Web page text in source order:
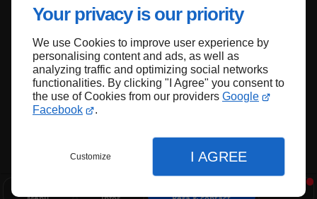
Your privacy is our priority
We use Cookies to improve user experience by
personalising content and ads, as well as
analyzing traffic and optimizing social networks
functionalities. By clicking "I Agree" you consent to
the use of Cookies from our providers Google
Facebook
.
Customize I AGREE
Haut de page